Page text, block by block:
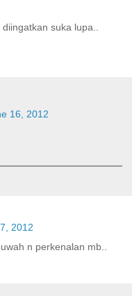
suka lupa..
16, 2012
2012
n perkenalan mb..